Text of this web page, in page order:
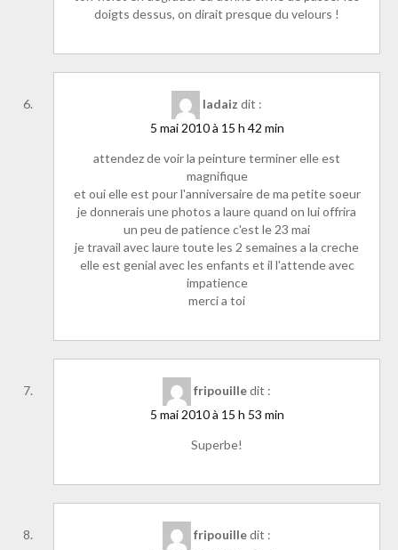
doigts dessus, on dirait presque du velours !
ladaiz dit :
5 mai 2010 à 15 h 42 min
attendez de voir la peinture terminer elle est
magnifique
et oui elle est pour l'anniversaire de ma petite soeur
je donnerais une photos a laure quand on lui offrira
un peu de patience c'est le 23 mai
je travail avec laure toute les 2 semaines a la creche
elle est genial avec les enfants et il l'attende avec
impatience
merci a toi
fripouilledit :
5 mai 2010 à 15 h 53 min
Superbe!
fripouilledit :